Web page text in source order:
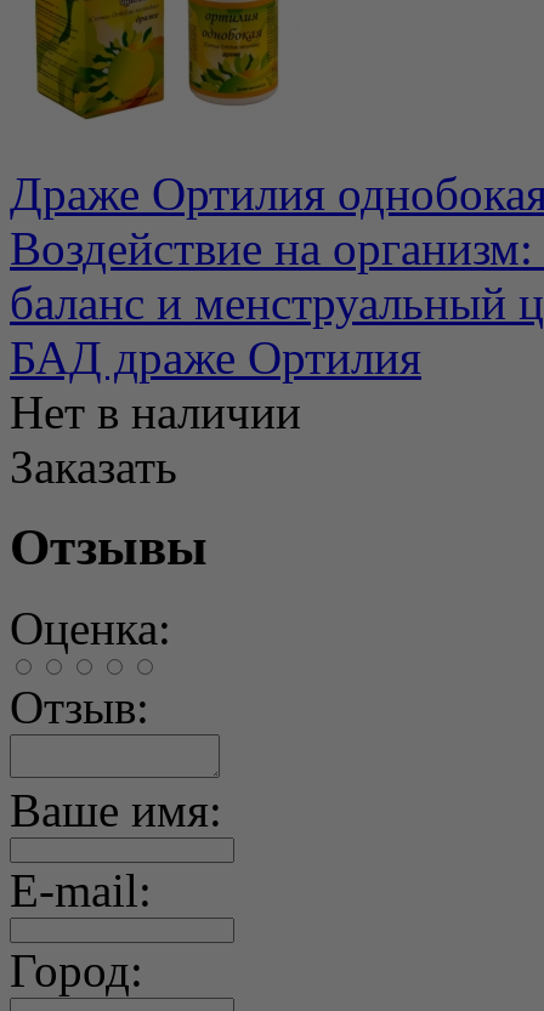
Драже Ортилия
Воздействие на
баланс и менструальный
БАД драже Ортилия
Нет в наличии
Заказать
Отзывы
Оценка:
Отзыв:
Ваше имя:
E-mail:
Город: